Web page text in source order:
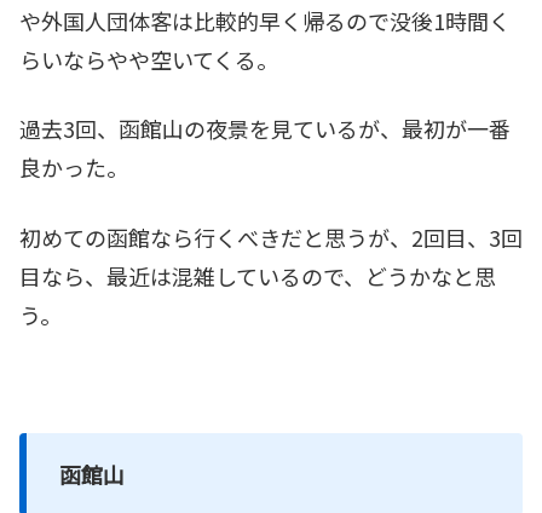
や外国人団体客は比較的早く帰るので没後1時間く
らいならやや空いてくる。
過去3回、函館山の夜景を見ているが、最初が一番
良かった。
初めての函館なら行くべきだと思うが、2回目、3回
目なら、最近は混雑しているので、どうかなと思
う。
函館山